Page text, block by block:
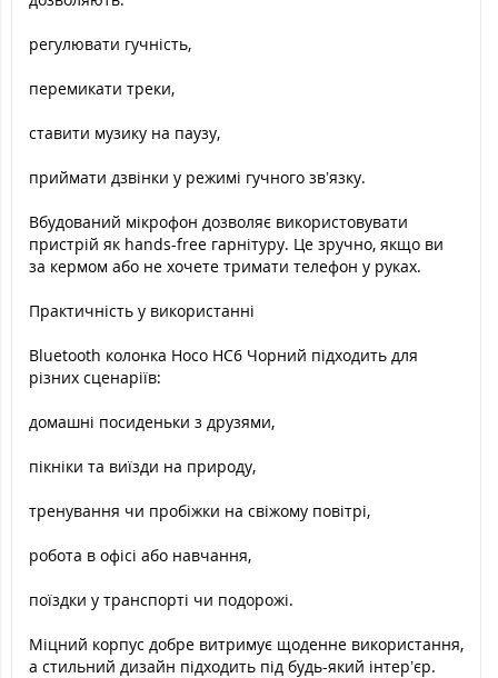
регулювати гучність,
перемикати треки,
ставити музику на паузу,
приймати дзвінки у режимі гучного зв’язку.
Вбудований мікрофон дозволяє використовувати
пристрій як hands-free гарнітуру. Це зручно, якщо ви
за кермом або не хочете тримати телефон у руках.
Практичність у використанні
Bluetooth колонка Hoco HC6 Чорний підходить для
різних сценаріїв:
домашні посиденьки з друзями,
пікніки та виїзди на природу,
тренування чи пробіжки на свіжому повітрі,
робота в офісі або навчання,
поїздки у транспорті чи подорожі.
Міцний корпус добре витримує щоденне використання,
а стильний дизайн підходить під будь-який інтер’єр.